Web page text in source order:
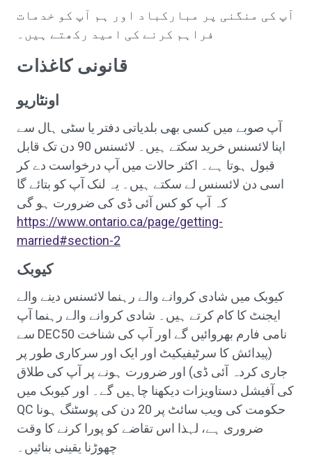
آپ کی منگنی پر مبارکباد اور ہم آپ کو خدمات
فراہم کرنے کی امید رکھتے ہیں۔
قانونی کاغذات
اونٹاریو
آپ صوبے میں کسی بھی بلدیاتی دفتر یا سٹی ہال سے
اپنا لائسنس خرید سکتے ہیں۔ لائسنس 90 دن تک قابل
قبول ہوتا ہے۔ اکثر حالات میں آپ درخواست دے کر
اسی دن لائسنس لے سکتے ہیں۔ یہ لنک آپ کو بتائے گا
کہ آپ کو کس آئی ڈی کی ضرورت ہو گی
https://www.ontario.ca/page/getting-
married#section-2
کیوبک
کیوبک میں شادی کروانے والے رہنما لائسنس دینے والے
ایجنٹ کا کام کرتے ہیں۔ شادی کروانے والے رہنما آپ
سے DEC50 نامی فارم بھروائیں گے اور آپ کی شناخت
(پیدائش کا سرٹیفیکیٹ اور ایک اور سرکاری طور پر
جاری کردہ آئی ڈی) اور ضرورت ہونے پر آپ کی طلاق
کی آفیشل دستاویزات دیکھنا چاہیں گے۔ اور کیوبک میں
QC حکومت کی ویب سائٹ پر 20 دن کی پوسٹنگ ہونا
ضروری ہے، لہذا اس تقاضے کو پورا کرنے کا وقت
چھوڑنا یقینی بنائیں۔